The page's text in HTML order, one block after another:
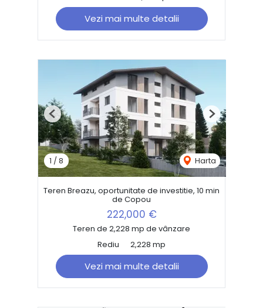
Vezi mai multe detalii
1 /8 Harta
Previous Next
Teren Breazu, oportunitate de investitie, 10 min
de Copou
222,000 €
Teren de 2,228 mp de vânzare
Rediu
2,228 mp
Vezi mai multe detalii